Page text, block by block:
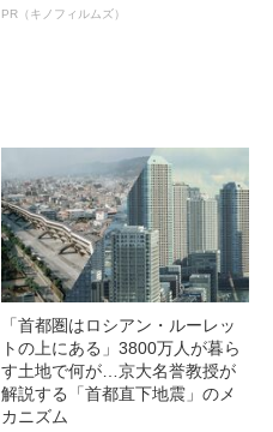
ルインタビュー“観客を魅了した
PR（キノフィルムズ）
「首都圏はロシアン・ルーレッ
トの上にある」3800万人が暮ら
す土地で何が…京大名誉教授が
解説する「首都直下地震」のメ
カニズム